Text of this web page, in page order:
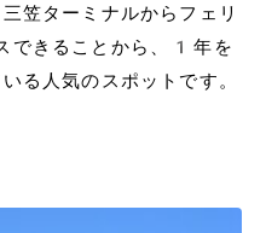
笠ターミナルからフェリ
きることから、1年を
る人気のスポットです。